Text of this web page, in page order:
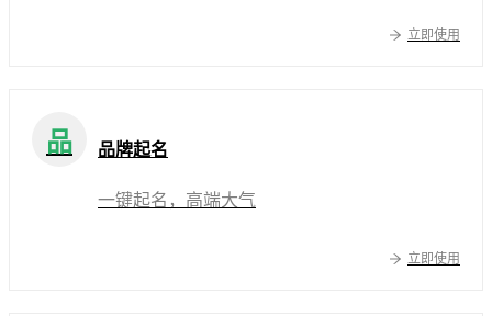
立即使用
品 品牌起名
一键起名，高端大气
立即使用